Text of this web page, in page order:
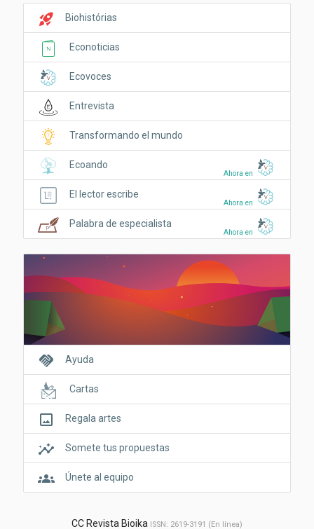
rocket_launch Biohistórias
Econoticias
Ecovoces
Entrevista
Transformando el mundo
Ahora en
Ecoando
Ahora en
El lector escribe
Ahora en
Palabra de especialista
handshake Ayuda
Cartas
crop_original Regala artes
insights Somete tus propuestas
groups Únete al equipo
CC Revista Bioika ISSN: 2619-3191 (En línea)